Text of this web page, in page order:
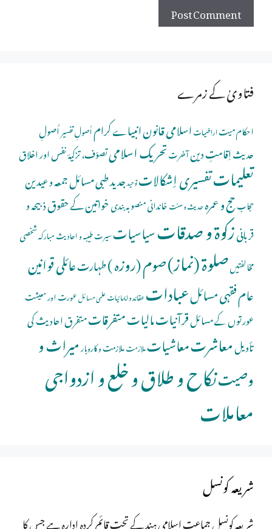
فتاویٰ کے زمرے
احکام میتاراضیاتاسلامی قانونانبیاے کراماُصولِ تفسیراُصولِ
حدیثاِقامتِ دینآخرتتحریک اسلامیتصوّف، تزکیۂ نفس اور اخلاق
تعلیماتتفسیری اِشکالاتتوحیدجدید طبی مسائلجمعہ و عیدین
حجابحج و عمرہحدیث و سنتخاندانی منصوبہ بندیخواتین کے حقوقذبیحہ و
قربانیزکوۃ و صدقاتسیاسیاتسیرت طیبہ و احادیث مبارکہشخصی
مخالفتیںصلوة (نماز)صوم (روزہ )طہارتعائلی قوانین
عام فقہی مسائلعباداتعقائد و ایمانیاتعلمی مسائلعورت اور معیشت
عورتوں کے مسائلقرآنیاتمالیاتمتفرقاتمتفرق احادیث کی
تأویلمعاشرتمعاشیاتملازمتملازمت و کاروبارمیراث و
وصیتنکاح و طلاق و خلع و ازدواجی
معاملات
شریعہ کونسل
شریعہ کونسل جماعت اسلامی ہند کے تحت قائم کردہ ادارہ ہے جس کا